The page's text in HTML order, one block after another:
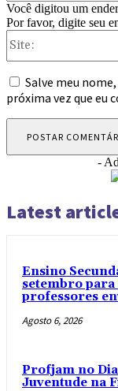
Você digitou um
Por favor, digite seu
Salve meu
próxima vez que eu
-
Latest
Ensino
setembro
professores
Agosto 6, 2026
Profjam no
Juventude na